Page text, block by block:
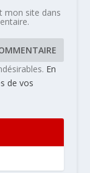
mon site dans
En
de vos